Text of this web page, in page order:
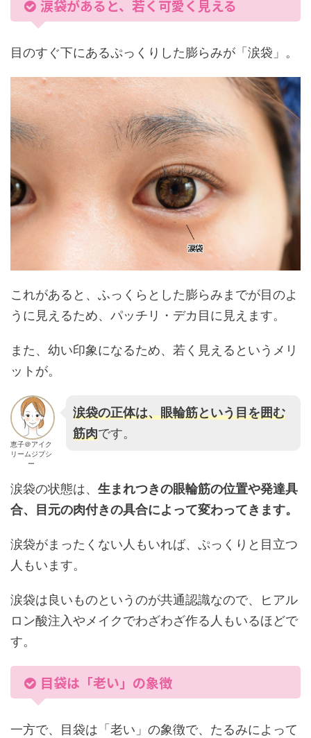
涙袋があると、若く可愛く見える
目のすぐ下にあるぷっくりした膨らみが「涙袋」。
これがあると、ふっくらとした膨らみまでが目のよ
うに見えるため、パッチリ・デカ目に見えます。
また、幼い印象になるため、若く見えるというメリ
ットが。
恵子＠アイク
リームジプシ
ー
涙袋の正体は、眼輪筋という目を囲む
筋肉です。
涙袋の状態は、 生まれつきの眼輪筋の位置や発達具
合、目元の肉付きの具合によって変わってきます。
涙袋がまったくない人もいれば、ぷっくりと目立つ
人もいます。
涙袋は良いものというのが共通認識なので、ヒアル
ロン酸注入やメイクでわざわざ作る人もいるほどで
す。
目袋は「老い」の象徴
一方で、目袋は「老い」の象徴で、たるみによって